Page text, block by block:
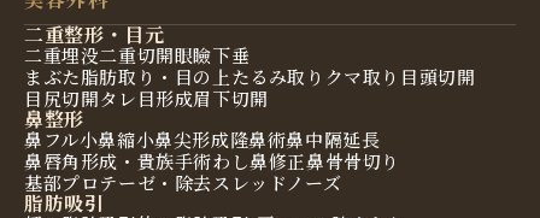
二重整形・目元
二重埋没二重切開眼瞼下垂
まぶた脂肪取り・目の上たるみ取り クマ取り 目頭切開
目尻切開タレ目形成眉下切開
鼻整形
鼻フル小鼻縮小鼻尖形成隆鼻術鼻中隔延長
鼻唇角形成・貴族手術わし鼻修正鼻骨骨切り
基部プロテーゼ・除去スレッドノーズ
脂肪吸引